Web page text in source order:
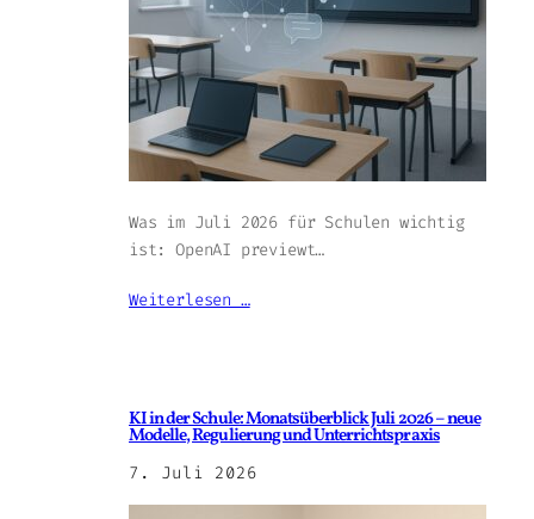
Was im Juli 2026 für Schulen wichtig
ist: OpenAI previewt…
Weiterlesen …
KI in der Schule: Monatsüberblick Juli 2026 – neue
Modelle, Regulierung und Unterrichtspraxis
7. Juli 2026